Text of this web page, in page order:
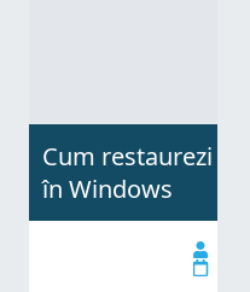
Cum restaurezi
în Windows